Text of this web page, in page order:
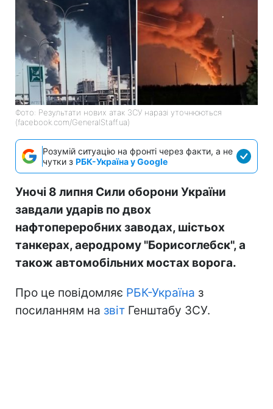
Фото: Результати нових атак ЗСУ наразі уточнюються
(facebook.com/GeneralStaff.ua)
Розумій ситуацію на фронті через факти, а не
чутки з РБК-Україна у Google
Уночі 8 липня Сили оборони України
завдали ударів по двох
нафтопереробних заводах, шістьох
танкерах, аеродрому "Борисоглебск", а
також автомобільних мостах ворога.
Про це повідомляє РБК-Україна з
посиланням на звіт Генштабу ЗСУ.